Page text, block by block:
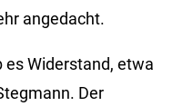
angedacht.
es Widerstand, etwa
Der